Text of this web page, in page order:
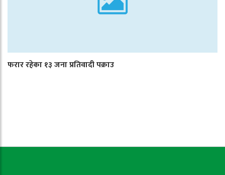
फरार रहेका १३ जना प्रतिवादी पक्राउ